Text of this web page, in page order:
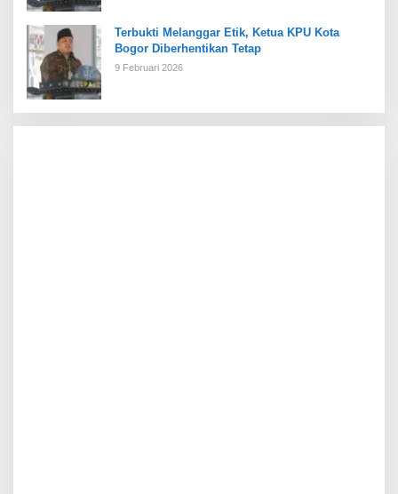
Terbukti Melanggar Etik, Ketua KPU Kota
Bogor Diberhentikan Tetap
9 Februari 2026